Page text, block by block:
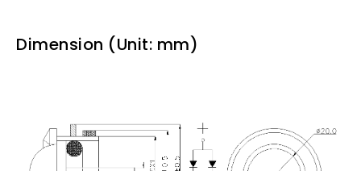
Dimension (Unit: mm)